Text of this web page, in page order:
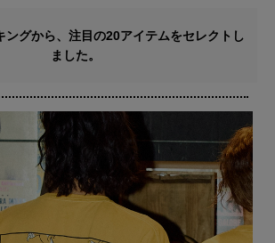
ングから、注目の20アイテムをセレクトし
ました。